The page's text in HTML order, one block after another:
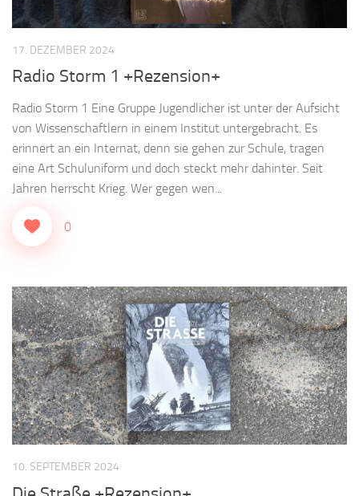
17. DEZEMBER 2024
Radio Storm 1 +Rezension+
Radio Storm 1 Eine Gruppe Jugendlicher ist unter der Aufsicht
von Wissenschaftlern in einem Institut untergebracht. Es
erinnert an ein Internat, denn sie gehen zur Schule, tragen
eine Art Schuluniform und doch steckt mehr dahinter. Seit
Jahren herrscht Krieg. Wer gegen wen...
0
10. SEPTEMBER 2024